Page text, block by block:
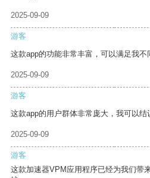
2025-09-09
游客
这款app的功能非常丰富，可以满足我不
2025-09-09
游客
这款app的用户群体非常庞大，我可以结
2025-09-09
游客
这款加速器VPM应用程序已经为我们带